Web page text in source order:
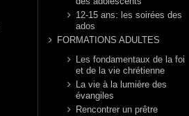
12-15 ans: les soirées des
ados
FORMATIONS ADULTES
Les fondamentaux de la foi
et de la vie chrétienne
La vie à la lumière des
évangiles
Rencontrer un prêtre